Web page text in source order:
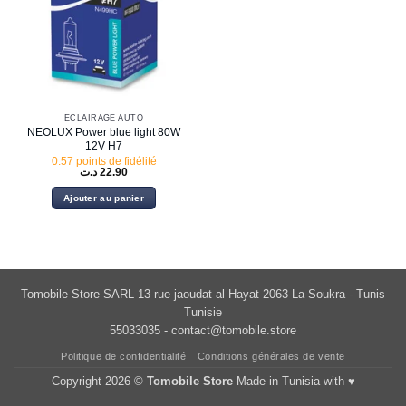
ÉCLAIRAGE AUTO
NEOLUX Power blue light 80W
12V H7
0.57 points de fidélité
22.90 د.ت
Ajouter au panier
Tomobile Store SARL 13 rue jaoudat al Hayat 2063 La Soukra - Tunis
Tunisie
55033035 - contact@tomobile.store
Politique de confidentialité Conditions générales de vente
Copyright 2026 © Tomobile StoreMade in Tunisia with ♥